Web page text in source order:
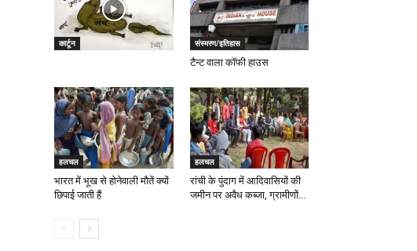
कार्टून संस्मरण/इतिहास
टैन्ट वाला कॉफी हाउस
हलचल
भारत में भूख से होनेवाली मौतें क्यों
छिपाई जाती हैं
हलचल
रांची के पुंदाग में आदिवासियों की
जमीन पर अवैध कब्जा, ग्रामीणों...